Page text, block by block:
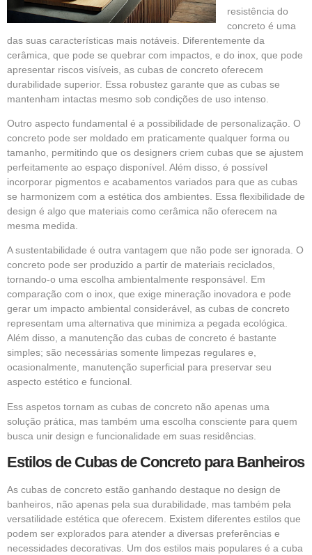
resistência do
concreto é uma
das suas características mais notáveis. Diferentemente da
cerâmica, que pode se quebrar com impactos, e do inox, que pode
apresentar riscos visíveis, as cubas de concreto oferecem
durabilidade superior. Essa robustez garante que as cubas se
mantenham intactas mesmo sob condições de uso intenso.
Outro aspecto fundamental é a possibilidade de personalização. O
concreto pode ser moldado em praticamente qualquer forma ou
tamanho, permitindo que os designers criem cubas que se ajustem
perfeitamente ao espaço disponível. Além disso, é possível
incorporar pigmentos e acabamentos variados para que as cubas
se harmonizem com a estética dos ambientes. Essa flexibilidade de
design é algo que materiais como cerâmica não oferecem na
mesma medida.
A sustentabilidade é outra vantagem que não pode ser ignorada. O
concreto pode ser produzido a partir de materiais reciclados,
tornando-o uma escolha ambientalmente responsável. Em
comparação com o inox, que exige mineração inovadora e pode
gerar um impacto ambiental considerável, as cubas de concreto
representam uma alternativa que minimiza a pegada ecológica.
Além disso, a manutenção das cubas de concreto é bastante
simples; são necessárias somente limpezas regulares e,
ocasionalmente, manutenção superficial para preservar seu
aspecto estético e funcional.
Ess aspetos tornam as cubas de concreto não apenas uma
solução prática, mas também uma escolha consciente para quem
busca unir design e funcionalidade em suas residências.
Estilos de Cubas de Concreto para Banheiros
As cubas de concreto estão ganhando destaque no design de
banheiros, não apenas pela sua durabilidade, mas também pela
versatilidade estética que oferecem. Existem diferentes estilos que
podem ser explorados para atender a diversas preferências e
necessidades decorativas. Um dos estilos mais populares é a cuba